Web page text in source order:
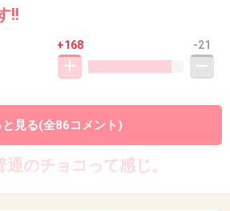
!!
+168 -21
のチョコって感じ。
と見る(全86コメント)